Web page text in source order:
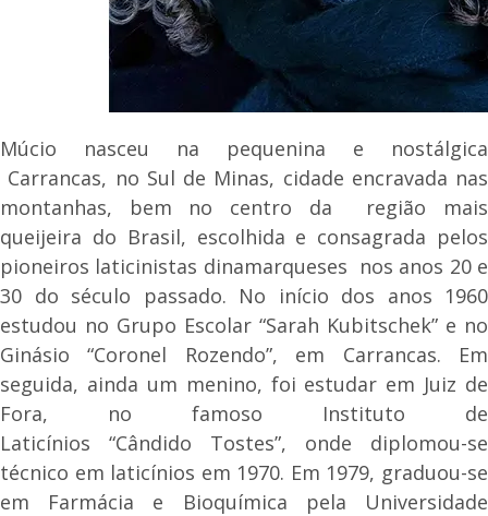
Múcio nasceu na pequenina e nostálgica
Carrancas, no Sul de Minas, cidade encravada nas
montanhas, bem no centro da região mais
queijeira do Brasil, escolhida e consagrada pelos
pioneiros laticinistas dinamarqueses nos anos 20 e
30 do século passado. No início dos anos 1960
estudou no Grupo Escolar “Sarah Kubitschek” e no
Ginásio “Coronel Rozendo”, em Carrancas. Em
seguida, ainda um menino, foi estudar em Juiz de
Fora, no famoso Instituto de
Laticínios “Cândido Tostes”, onde diplomou-se
técnico em laticínios em 1970. Em 1979, graduou-se
em Farmácia e Bioquímica pela Universidade